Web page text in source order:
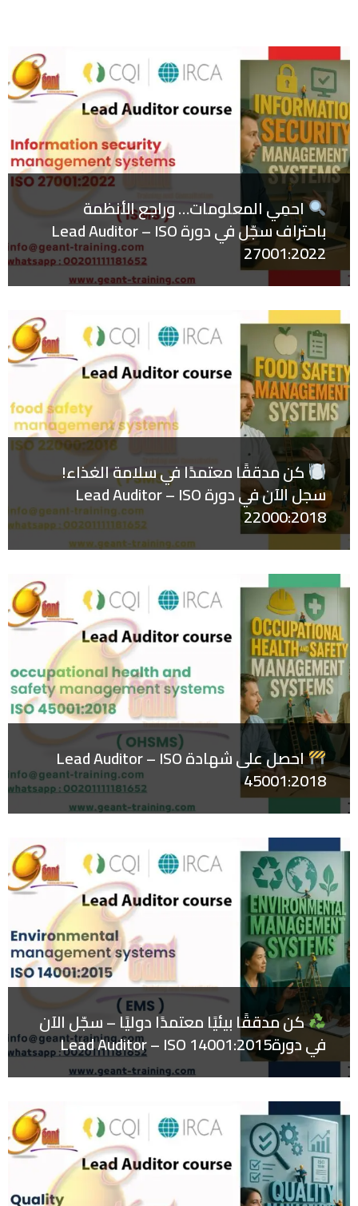
احمِي المعلومات… وراجع الأنظمة
باحتراف سجّل في دورة Lead Auditor – ISO
27001:2022
كن مدققًا معتمدًا في سلامة الغذاء!
سجل الآن في دورة Lead Auditor – ISO
22000:2018
احصل على شهادة Lead Auditor – ISO
45001:2018
كن مدققًا بيئيًا معتمدًا دوليًا – سجّل الآن
في دورةLead Auditor – ISO 14001:2015